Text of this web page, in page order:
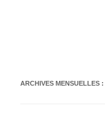
ARCHIVES MENSUELLES :